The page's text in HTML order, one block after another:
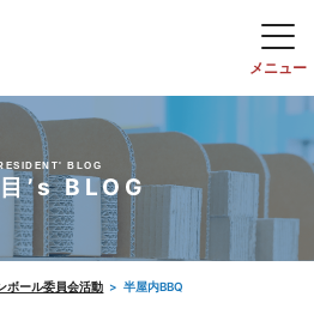
BLOG
’s BLOG
ボール委員会活動 半屋内BBQ